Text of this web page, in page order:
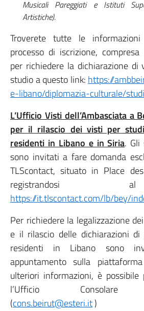
Musicali Pareggiati e Istituti
Artistiche).
Troverete tutte le
processo di iscrizione,
per richiedere la dichiarazione
studio a questo link: https://
e-libano/diplomazia-culturale/
L’Ufficio Visti dell’Ambasciata a
per il rilascio dei visti per
residenti in Libano e in Siria. Gli
sono invitati a fare domanda
TLScontact, situato in Place
https://it.tlscontact.com/lb/bey/
Per richiedere la legalizzazione
e il rilascio delle dichiarazioni
residenti in Libano sono
appuntamento sulla piattaforma
ulteriori informazioni, è possibile
l’Ufficio Consolare
(cons.beirut@esteri.it)